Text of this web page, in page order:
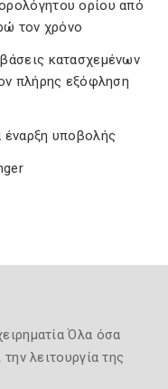
ορίου από
τον χρόνο
κατασχεμένων
πλήρης εξόφληση
υποβολής
Όλα όσα
λειτουργία της